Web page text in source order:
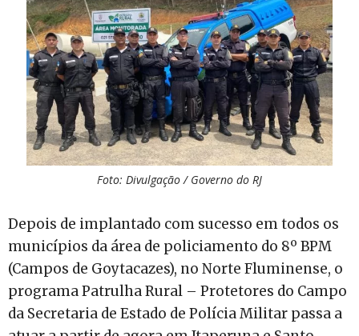
Foto: Divulgação / Governo do RJ
Depois de implantado com sucesso em todos os
municípios da área de policiamento do 8º BPM
(Campos de Goytacazes), no Norte Fluminense, o
programa Patrulha Rural – Protetores do Campo
da Secretaria de Estado de Polícia Militar passa a